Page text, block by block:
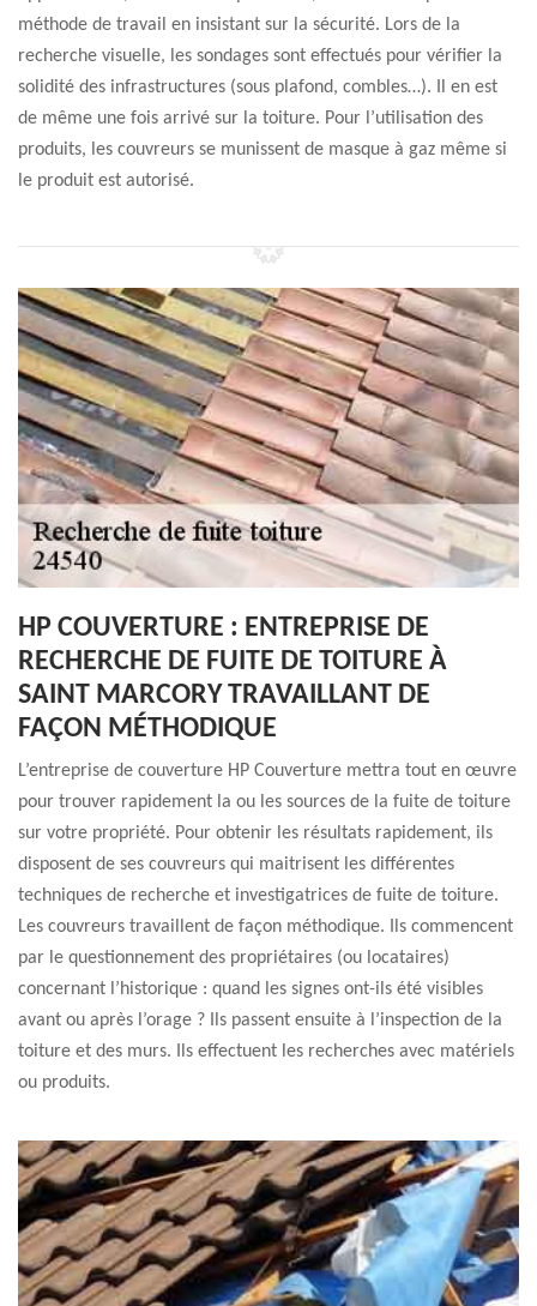
méthode de travail en insistant sur la sécurité. Lors de la
recherche visuelle, les sondages sont effectués pour vérifier la
solidité des infrastructures (sous plafond, combles…). Il en est
de même une fois arrivé sur la toiture. Pour l’utilisation des
produits, les couvreurs se munissent de masque à gaz même si
le produit est autorisé.
HP COUVERTURE : ENTREPRISE DE
RECHERCHE DE FUITE DE TOITURE À
SAINT MARCORY TRAVAILLANT DE
FAÇON MÉTHODIQUE
L’entreprise de couverture HP Couverture mettra tout en œuvre
pour trouver rapidement la ou les sources de la fuite de toiture
sur votre propriété. Pour obtenir les résultats rapidement, ils
disposent de ses couvreurs qui maitrisent les différentes
techniques de recherche et investigatrices de fuite de toiture.
Les couvreurs travaillent de façon méthodique. Ils commencent
par le questionnement des propriétaires (ou locataires)
concernant l’historique : quand les signes ont-ils été visibles
avant ou après l’orage ? Ils passent ensuite à l’inspection de la
toiture et des murs. Ils effectuent les recherches avec matériels
ou produits.